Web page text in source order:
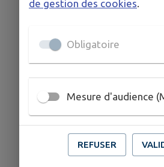
de gestion des cookies
Obligatoire
Mesure d'audience
REFUSER